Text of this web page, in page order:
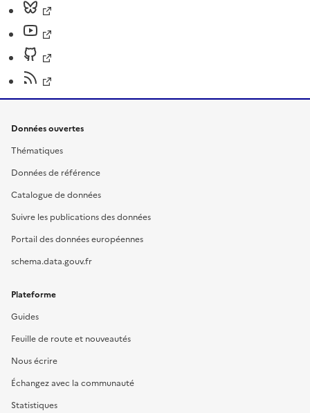
Données ouvertes
Thématiques
Données de référence
Catalogue de données
Suivre les publications des données
Portail des données européennes
schema.data.gouv.fr
Plateforme
Guides
Feuille de route et nouveautés
Nous écrire
Échangez avec la communauté
Statistiques